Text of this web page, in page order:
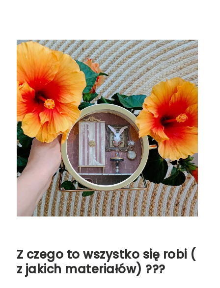
Z czego to wszystko się robi (
z jakich materiałów) ???